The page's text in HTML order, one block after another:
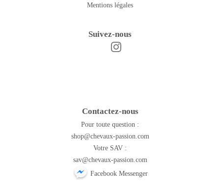
Mentions légales
Suivez-nous
Facebook
Contactez-nous
Pour toute question :
shop@chevaux-passion.com
Votre SAV :
sav@chevaux-passion.com
Facebook Messenger